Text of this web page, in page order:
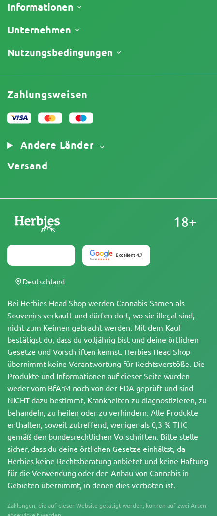
Informationen
Versand
Rückgaberecht
Unternehmen
Über uns
Testberichte
Affiliate-Partnerschaft
Unser Autorenteam
Sitemap
Nutzungsbedingungen
Geschäftsbedingungen
Datenschutzrichtlinie
Cookies-Richtlinie
Impressum
Zahlungsweisen
Andere Länder
Versand
Bei Herbies Head Shop werden Cannabis-Samen als
Souvenirs verkauft und dürfen dort, wo sie illegal sind,
nicht zum Keimen gebracht werden. Mit dem Kauf
bestätigst du, dass du volljährig bist und deine örtlichen
Gesetze und Vorschriften kennst. Herbies Head Shop
übernimmt keine Verantwortung für Rechtsverstöße. Die
Produkte und Informationen auf dieser Seite wurden
weder vom BfArM noch von der FDA geprüft und sind
NICHT dazu bestimmt, Krankheiten zu diagnostizieren, zu
behandeln, zu heilen oder zu verhindern. Alle Produkte
enthalten, soweit zutreffend, weniger als 0,3 % THC
gemäß den bundesrechtlichen Vorschriften. Bitte stelle
sicher, dass du deine örtlichen Gesetze einhältst, da
Herbies keine Rechtsberatung anbietet und keine Haftung
für die Verwendung oder den Anbau von Cannabis in
Gebieten übernimmt, in denen dies verboten ist.
Zahlungen, die auf dieser Website getätigt werden, können auf zwei Arten
18+
Deutschland